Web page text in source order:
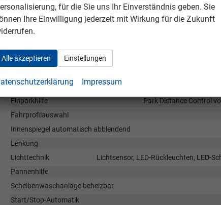
Airbag, Fenster-/Kopfairbags Vorne, Beifahrerairbag
Fußgängerairbag, Beifahrerairbag
Assistenzsysteme
Regensensor, Tempomat, Notbremsassistent (City-Safety),
Spurwechselassistent, Fußgängererkennung,
Winkel-Assistent, Querverkehrsassistent (RCTA),
Diebstahl-Alarmanlage
Einparkhilfe
Park Distance Control
Fahrprofilauswahl
Innenspiegel automatisch abblendend
Lenkung
Lichttechnik
Lichtsensor, LED-Rückleuchten, LED-
Pannenhilfe
Scheibenwaschanlage beheizbar
Start/Stop-Automatik
für die Sie uns Ihr Einverständnis geben. Sie
Ihre Einwilligung jederzeit mit Wirkung für die Zukunft
Alle akzeptieren Einstellungen
Impressum